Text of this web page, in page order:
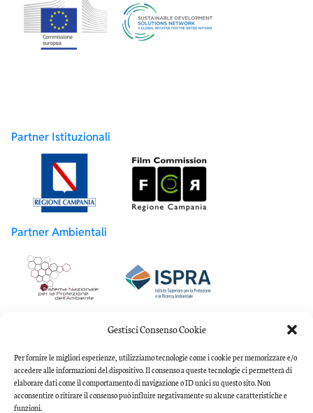
Gestisci Consenso Cookie
Per fornire le migliori esperienze, utilizziamo tecnologie come i cookie per memorizzare e/o
accedere alle informazioni del dispositivo. Il consenso a queste tecnologie ci permetterà di
elaborare dati come il comportamento di navigazione o ID unici su questo sito. Non
acconsentire o ritirare il consenso può influire negativamente su alcune caratteristiche e
funzioni.
Partner Istituzionali
Partner Ambientali
Partner Accademici